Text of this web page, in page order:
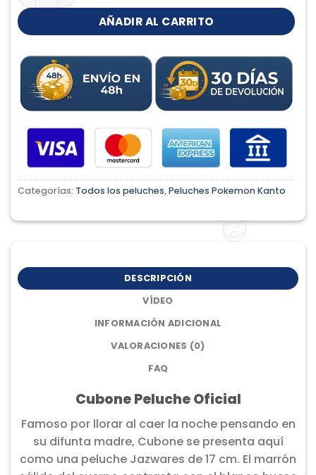
AÑADIR AL CARRITO
Categorías: Todos los peluches,Peluches Pokemon Kanto
DESCRIPCIÓN
VÍDEO
INFORMACIÓN ADICIONAL
VALORACIONES (0)
FAQ
Cubone Peluche Oficial
Famoso por llorar al caer la noche pensando en
su difunta madre, Cubone se presenta aquí
como una peluche Jazwares de 17 cm. El marrón